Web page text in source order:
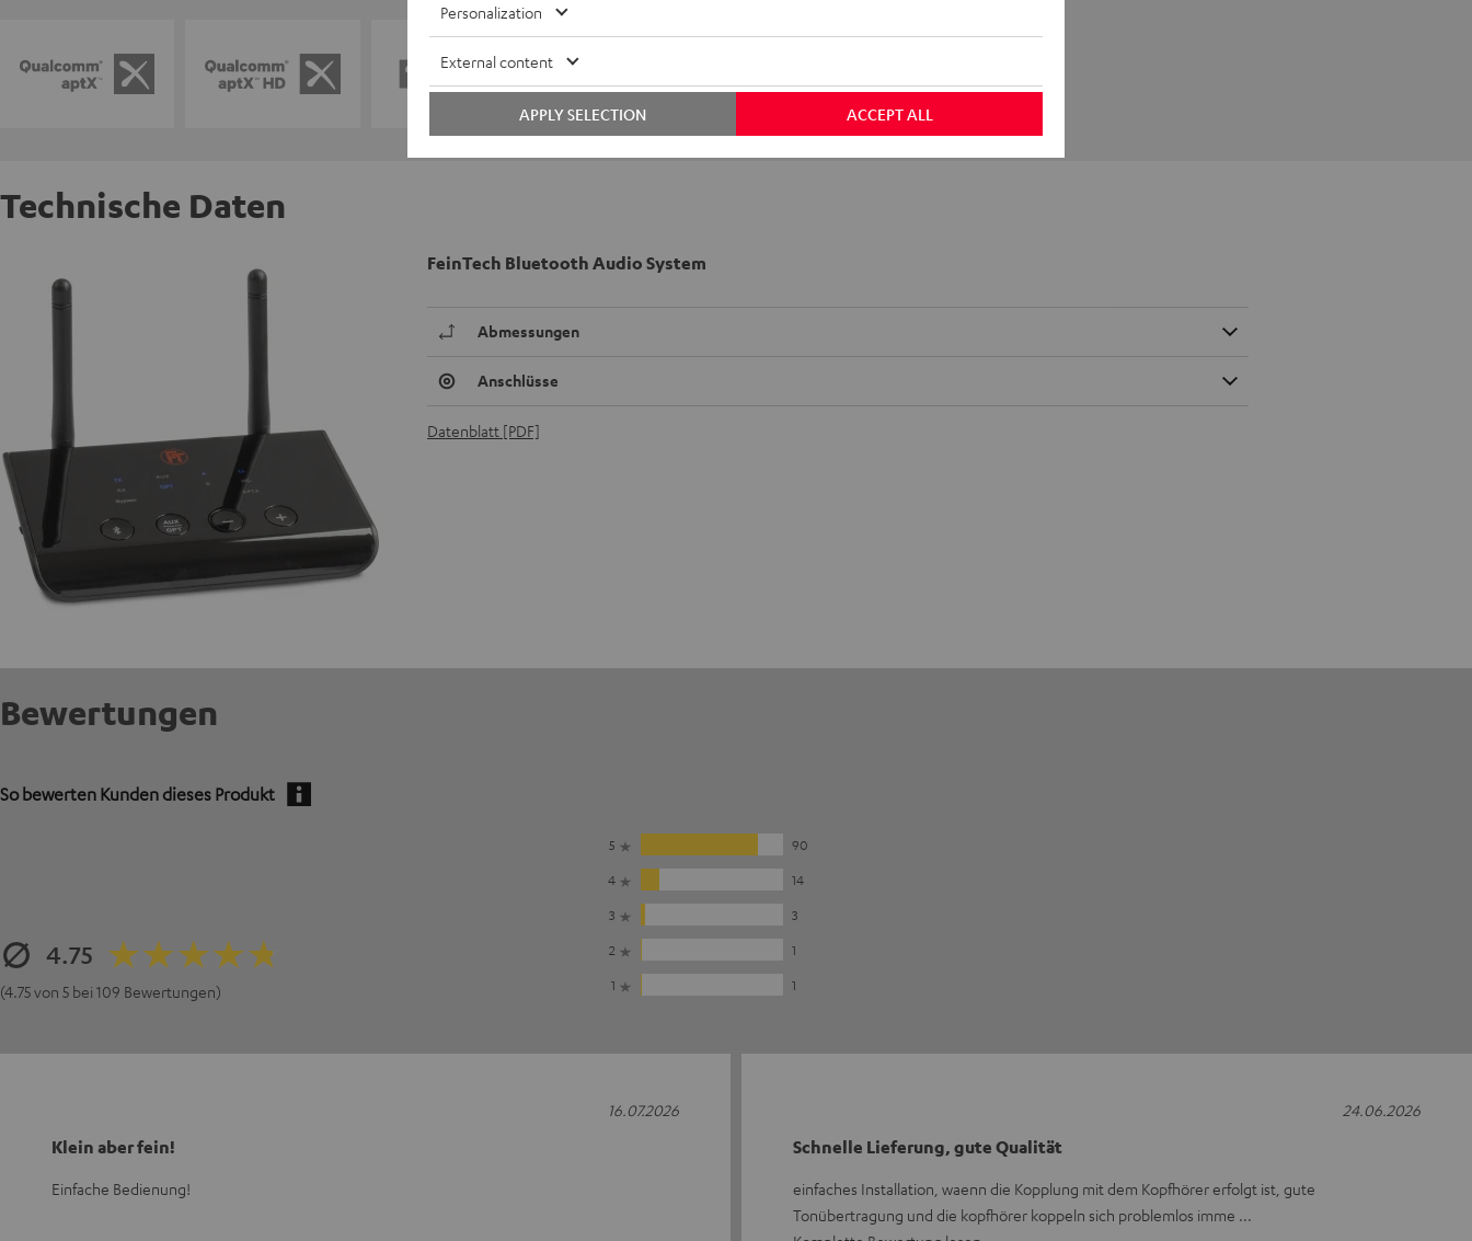
Technische Daten
FeinTech Bluetooth Audio System
Abmessungen
Anschlüsse
Datenblatt [PDF]
Bewertungen
So bewerten Kunden dieses Produkt
4.75
(4.75 von 5 bei 109 Bewertungen)
5
90
4
14
3
3
2
1
1
1
Klein aber fein!
Einfache Bedienung!
16.07.2026
Schnelle Lieferung, gute Qualität
einfaches Installation, waenn die Kopplung mit dem Kopfhörer erfolgt ist, gute
Tonübertragung und die kopfhörer koppeln sich problemlos imme
24.06.2026
Personalization
External content
ACCEPT ALL
APPLY SELECTION